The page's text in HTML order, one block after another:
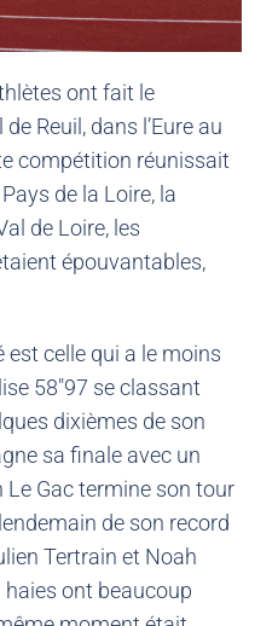
ont fait le
Reuil, dans l’Eure au
compétition réunissait
de la Loire, la
de Loire, les
épouvantables,
celle qui a le moins
58″97 se classant
dixièmes de son
sa finale avec un
Le Gac termine son tour
de son record
Tertrain et Noah
ont beaucoup